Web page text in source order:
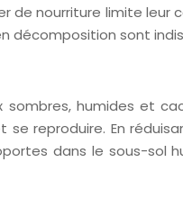
de nourriture limite leur
décomposition sont
sombres, humides et
reproduire. En
dans le sous-sol